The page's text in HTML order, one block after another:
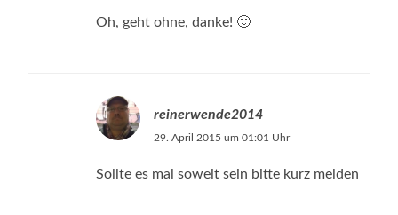
Oh, geht ohne, danke! 🙂
reinerwende2014
29. April 2015 um 01:01 Uhr
Sollte es mal soweit sein bitte kurz melden